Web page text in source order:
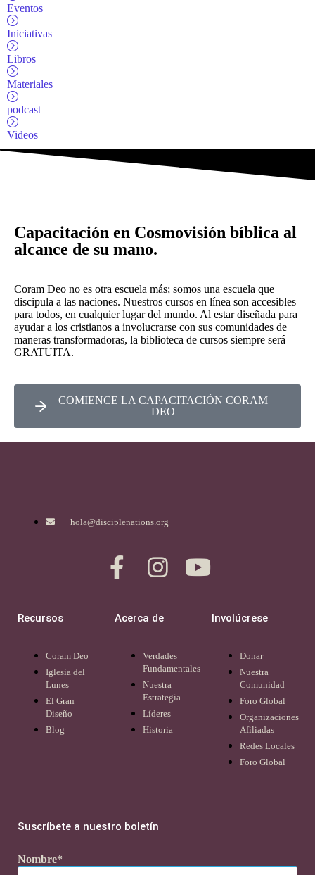
Eventos
Iniciativas
Libros
Materiales
podcast
Videos
Capacitación en Cosmovisión bíblica al
alcance de su mano.
Coram Deo no es otra escuela más; somos una escuela que
discipula a las naciones. Nuestros cursos en línea son accesibles
para todos, en cualquier lugar del mundo. Al estar diseñada para
ayudar a los cristianos a involucrarse con sus comunidades de
maneras transformadoras, la biblioteca de cursos siempre será
GRATUITA.
COMIENCE LA CAPACITACIÓN CORAM
DEO
hola@disciplenations.org
Recursos
Coram Deo
Iglesia del
Lunes
El Gran
Diseño
Blog
Acerca de
Verdades
Fundamentales
Nuestra
Estrategia
Líderes
Historia
Involúcrese
Donar
Nuestra
Comunidad
Foro Global
Organizaciones
Afiliadas
Redes Locales
Foro Global
Suscríbete a nuestro boletín
Nombre